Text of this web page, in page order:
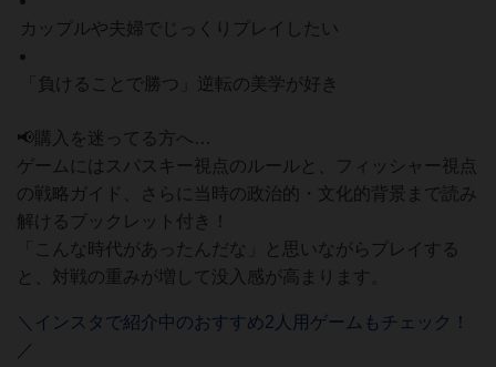
カップルや夫婦でじっくりプレイしたい
「負けることで勝つ」逆転の美学が好き
📢購入を迷ってる方へ…
ゲームにはスパスキー視点のルールと、フィッシャー視点
の戦略ガイド、さらに当時の政治的・文化的背景まで読み
解けるブックレット付き！
「こんな時代があったんだな」と思いながらプレイする
と、対戦の重みが増して没入感が高まります。
＼インスタで紹介中のおすすめ2人用ゲームもチェック！
／